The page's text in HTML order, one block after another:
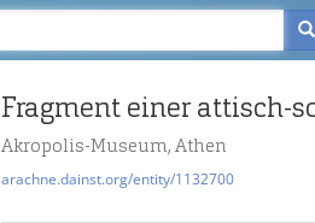
Fragment einer attisch-
Akropolis-Museum, Athen
arachne.dainst.org/entity/1132700